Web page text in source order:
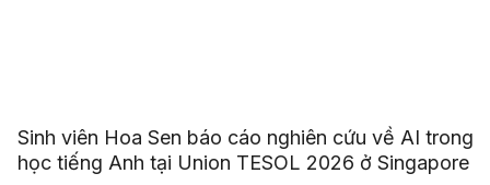
Sinh viên Hoa Sen báo cáo nghiên cứu về AI trong
học tiếng Anh tại Union TESOL 2026 ở Singapore